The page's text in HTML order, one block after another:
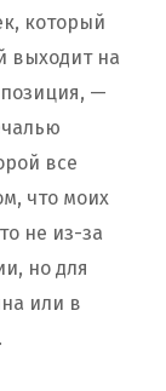
который
выходит на
позиция, —
все
что моих
не из-за
но для
или в